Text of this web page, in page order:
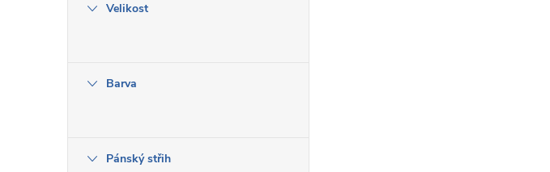
Velikost
Barva
Pánský střih